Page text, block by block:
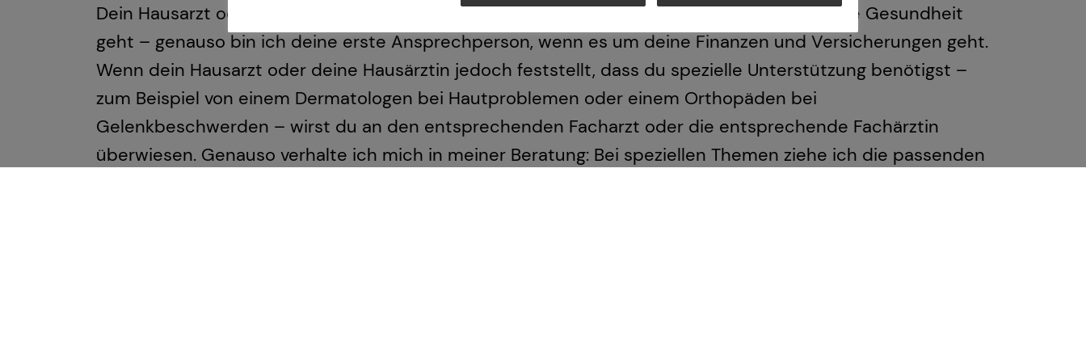
Dein Hausarzt oder deine Hausärztin ist die erste Anlaufstelle, wenn es um deine allgemeine Gesundheit
geht – genauso bin ich deine erste Ansprechperson, wenn es um deine Finanzen und Versicherungen geht.
Wenn dein Hausarzt oder deine Hausärztin jedoch feststellt, dass du spezielle Unterstützung benötigst –
zum Beispiel von einem Dermatologen bei Hautproblemen oder einem Orthopäden bei
Gelenkbeschwerden – wirst du an den entsprechenden Facharzt oder die entsprechende Fachärztin
überwiesen. Genauso verhalte ich mich in meiner Beratung: Bei speziellen Themen ziehe ich die passenden